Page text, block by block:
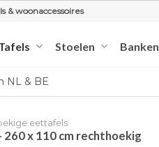
& woonaccessoires
Stoelen Banken
NL & BE
eettafels
x 110 cm rechthoekig